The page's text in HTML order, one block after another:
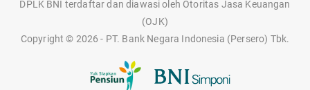
DPLK BNI terdaftar dan diawasi oleh Otoritas Jasa Keuangan
(OJK)
Copyright © 2026 - PT. Bank Negara Indonesia (Persero) Tbk.